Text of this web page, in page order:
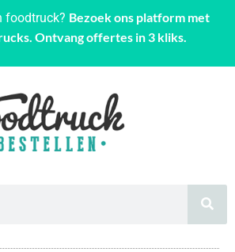
foodtruck? Bezoek ons platform met
Ontvang offertes in 3 kliks.